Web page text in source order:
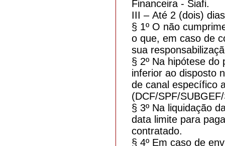
Financeira - Siafi.
III – Até 2 (dois)
§ 1º O não
o que, em caso de
sua
§ 2º Na hipótese
inferior ao disposto
de canal específico
(DCF/SPF/
§ 3º Na liquidação
data limite para
contratado.
§ 4º Em caso de